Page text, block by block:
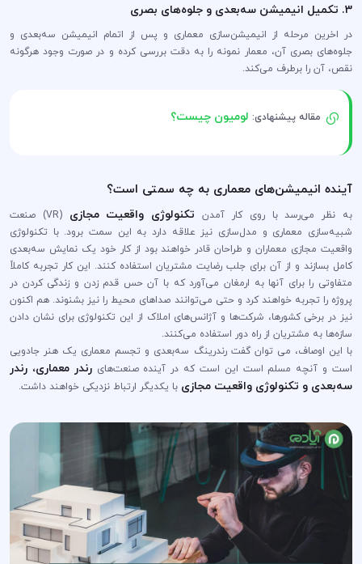
3. تکمیل انیمیشن سه‌بعدی و جلوه‌های بصری
در اخرین مرحله از انیمیشن‌سازی معماری و پس از اتمام انیمیشن سه‌بعدی و
جلوه‌های بصری آن، معمار نمونه را به دقت بررسی کرده و در صورت وجود هرگونه
نقص، آن را برطرف می‌کند.
مقاله پیشنهادی: لومیون چیست؟
آینده انیمیشن‌های معماری به چه سمتی است؟
به نظر می‌رسد با روی کار آمدنتکنولوژی واقعیت مجازی
(VR) صنعت
شبیه‌سازی معماری و مدل‌سازی نیز علاقه دارد به این سمت برود. با تکنولوژی
واقعیت مجازی معماران و طراحان قادر خواهند بود از کار خود یک نمایش سه‌بعدی
کامل بسازند و از آن برای جلب رضایت مشتریان استفاده کنند. این کار تجربه کاملاً
متفاوتی را برای آنها به ارمغان می‌آورد که با آن حس قدم زدن و زندگی کردن در
پروژه را تجربه خواهند کرد و حتی می‌توانند صدا‌های محیط را نیز بشنوند. هم اکنون
نیز در برخی کشور‌ها، شرکت‌ها و آژانس‌های املاک از این تکنولوژی برای نشان دادن
سازه‌ها به مشتریان از راه دور استفاده می‌کنند.
با این اوصاف، می توان گفت رندرینگ سه‌بعدی و تجسم معماری یک هنر جادویی
است و آنچه مسلم است این است که در آینده صنعت‌هایرندر معماری، رندر
سه‌بعدی و تکنولوژی‌ واقعیت مجازی با یکدیگر ارتباط نزدیکی خواهند داشت.